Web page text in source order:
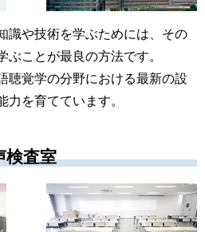
識や技術を学ぶためには、その
ことが最良の方法です。
聴覚学の分野における最新の設
力を育てています。
検査室